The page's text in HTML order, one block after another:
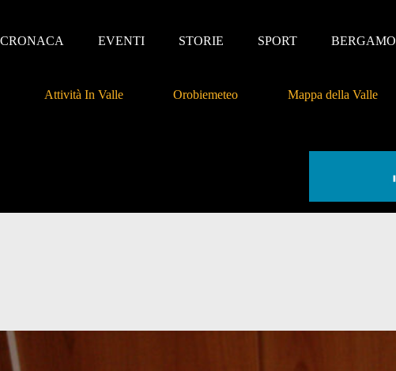
CRONACA EVENTI STORIE SPORT BERGAMO
Attività In Valle Orobiemeteo Mappa della Valle